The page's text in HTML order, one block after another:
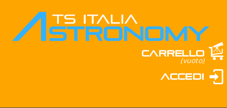
Carrello
(vuoto)
Accedi